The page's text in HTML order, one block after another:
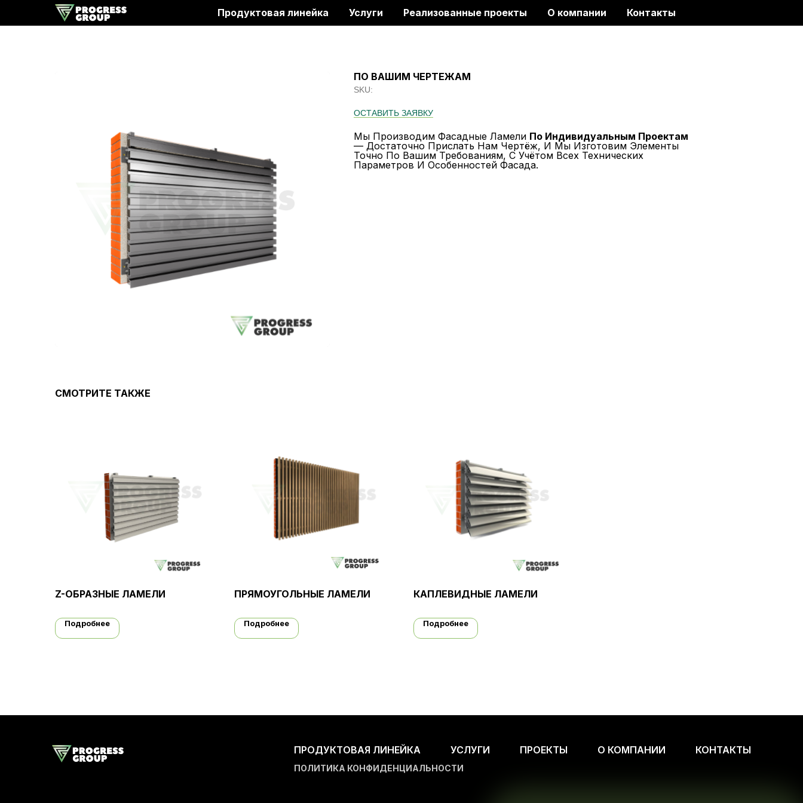
Продуктовая линейка Услуги Реализованные проекты О компании Контакты
ПО ВАШИМ ЧЕРТЕЖАМ
SKU:
ОСТАВИТЬ ЗАЯВКУ
Мы Производим Фасадные Ламели По Индивидуальным Проектам
— Достаточно Прислать Нам Чертёж, И Мы Изготовим Элементы
Точно По Вашим Требованиям, С Учётом Всех Технических
Параметров И Особенностей Фасада.
СМОТРИТЕ ТАКЖЕ
Z-ОБРАЗНЫЕ ЛАМЕЛИ
Подробнее
ПРЯМОУГОЛЬНЫЕ ЛАМЕЛИ
Подробнее
КАПЛЕВИДНЫЕ ЛАМЕЛИ
Подробнее
ПРОДУКТОВАЯ ЛИНЕЙКА УСЛУГИ ПРОЕКТЫ О КОМПАНИИ КОНТАКТЫ
ПОЛИТИКА КОНФИДЕНЦИАЛЬНОСТИ